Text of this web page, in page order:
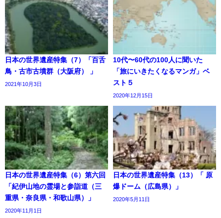
日本の世界遺産特集（7）「百舌
鳥・古市古墳群（大阪府） 」
2021年10月3日
10代〜60代の100人に聞いた
「旅にいきたくなるマンガ」ベ
スト５
2020年12月15日
日本の世界遺産特集（6）第六回
「紀伊山地の霊場と参詣道（三
重県・奈良県・和歌山県）」
2020年11月1日
日本の世界遺産特集（13）「 原
爆ドーム（広島県）」
2020年5月11日